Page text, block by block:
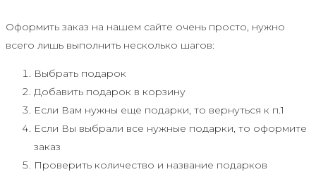
Оформить заказ на нашем сайте очень просто, нужно
всего лишь выполнить несколько шагов:
Выбрать подарок
Добавить подарок в корзину
Если Вам нужны еще подарки, то вернуться к п.1
Если Вы выбрали все нужные подарки, то оформите
заказ
Проверить количество и название подарков